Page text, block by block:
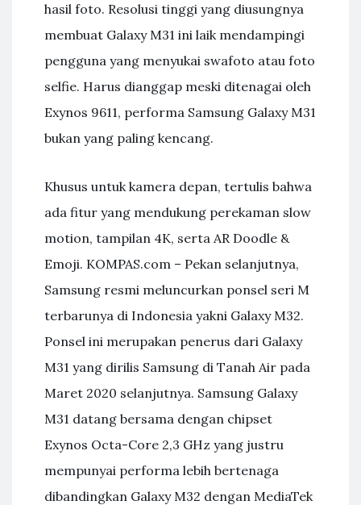
hasil foto. Resolusi tinggi yang diusungnya
membuat Galaxy M31 ini laik mendampingi
pengguna yang menyukai swafoto atau foto
selfie. Harus dianggap meski ditenagai oleh
Exynos 9611, performa Samsung Galaxy M31
bukan yang paling kencang.
Khusus untuk kamera depan, tertulis bahwa
ada fitur yang mendukung perekaman slow
motion, tampilan 4K, serta AR Doodle &
Emoji. KOMPAS.com – Pekan selanjutnya,
Samsung resmi meluncurkan ponsel seri M
terbarunya di Indonesia yakni Galaxy M32.
Ponsel ini merupakan penerus dari Galaxy
M31 yang dirilis Samsung di Tanah Air pada
Maret 2020 selanjutnya. Samsung Galaxy
M31 datang bersama dengan chipset
Exynos Octa-Core 2,3 GHz yang justru
mempunyai performa lebih bertenaga
dibandingkan Galaxy M32 dengan MediaTek